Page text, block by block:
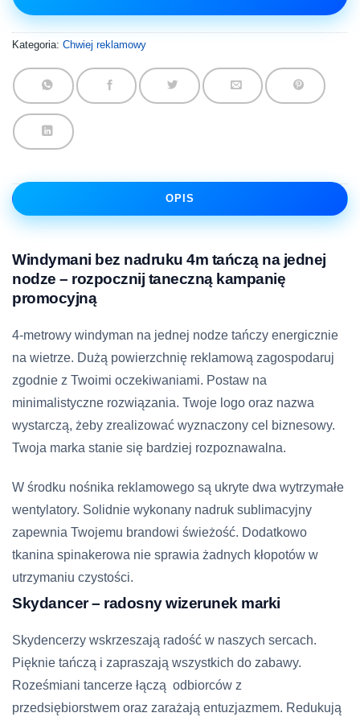
Kategoria: Chwiej reklamowy
OPIS
Windymani bez nadruku 4m tańczą na jednej
nodze – rozpocznij taneczną kampanię
promocyjną
4-metrowy windyman na jednej nodze tańczy energicznie
na wietrze. Dużą powierzchnię reklamową zagospodaruj
zgodnie z Twoimi oczekiwaniami. Postaw na
minimalistyczne rozwiązania. Twoje logo oraz nazwa
wystarczą, żeby zrealizować wyznaczony cel biznesowy.
Twoja marka stanie się bardziej rozpoznawalna.
W środku nośnika reklamowego są ukryte dwa wytrzymałe
wentylatory. Solidnie wykonany nadruk sublimacyjny
zapewnia Twojemu brandowi świeżość. Dodatkowo
tkanina spinakerowa nie sprawia żadnych kłopotów w
utrzymaniu czystości.
Skydancer – radosny wizerunek marki
Skydencerzy wskrzeszają radość w naszych sercach.
Pięknie tańczą i zapraszają wszystkich do zabawy.
Roześmiani tancerze łączą odbiorców z
przedsiębiorstwem oraz zarażają entuzjazmem. Redukują